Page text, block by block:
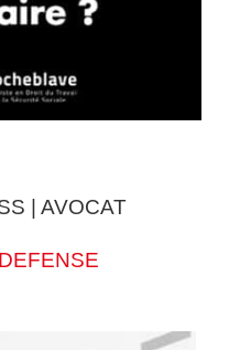
| AVOCAT
DEFENSE